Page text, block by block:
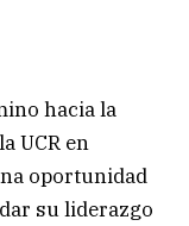
hacia la
UCR en
oportunidad
su liderazgo